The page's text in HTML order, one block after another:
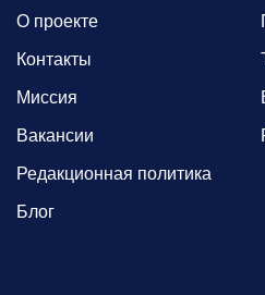
О проекте
Контакты
Миссия
Вакансии
Редакционная политика
Блог